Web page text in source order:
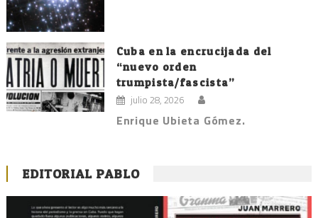
Cuba en la encrucijada del
“nuevo orden
trumpista/fascista”
julio 28, 2026
Enrique Ubieta Gómez.
EDITORIAL PABLO